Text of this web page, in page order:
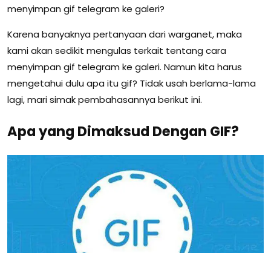
menyimpan gif telegram ke galeri?
Karena banyaknya pertanyaan dari warganet, maka
kami akan sedikit mengulas terkait tentang cara
menyimpan gif telegram ke galeri. Namun kita harus
mengetahui dulu apa itu gif? Tidak usah berlama-lama
lagi, mari simak pembahasannya berikut ini.
Apa yang Dimaksud Dengan GIF?